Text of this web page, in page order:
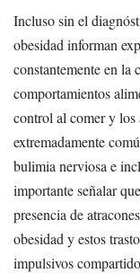
Incluso sin el
obesidad informan
constantemente en la
comportamientos
control al comer y los
extremadamente
bulimia nerviosa e
importante señalar
presencia de
obesidad y estos
impulsivos